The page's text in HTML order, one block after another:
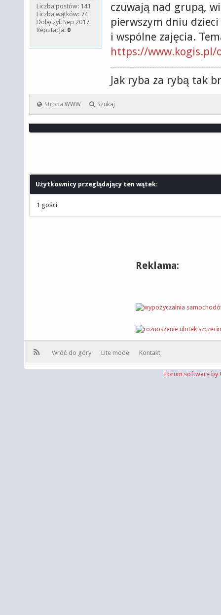
Liczba postów: 141
Liczba wątków: 74
Dołączył: Sep 2017
Reputacja: 0
czuwają nad grupą,
pierwszym dniu
i wspólne zajęcia.
https://www.kogis.pl/
Jak ryba za rybą tak
Strona WWW Szukaj
Użytkownicy przeglądający ten wątek:
1 gości
Reklama:
Wróć do góry Lite mode Kontakt
Forum software